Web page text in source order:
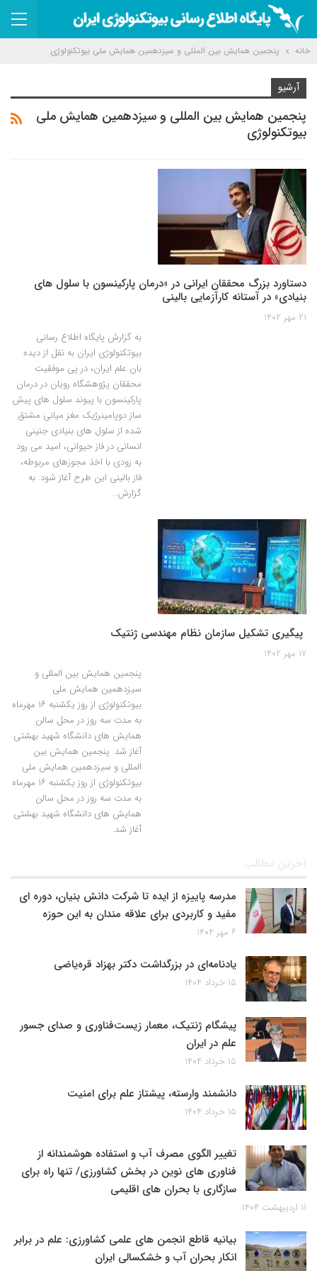
خانه پنجمین همایش بین المللی و سیزدهمین همایش ملی بیوتکنولوژی
آرشیو
پنجمین همایش بین المللی و سیزدهمین همایش ملی
بیوتکنولوژی
دستاورد بزرگ محققان ایرانی در «درمان پارکینسون با سلول های
بنیادی» در آستانه کارآزمایی بالینی
۲۱ مهر ۱۴۰۲
به گزارش پایگاه اطلاع رسانی
بیوتکنولوژی ایران به نقل از دیده
بان علم ایران، در پی موفقیت
محققان پژوهشگاه رویان در درمان
پارکینسون با پیوند سلول های پیش
ساز دوپامینرژیک مغز میانی مشتق
شده از سلول های بنیادی جنینی
انسانی در فاز حیوانی، امید می رود
به زودی با اخذ مجوزهای مربوطه،
فاز بالینی این طرح آغاز شود. به
گزارش…
پیگیری تشکیل سازمان نظام مهندسی ژنتیک
۱۷ مهر ۱۴۰۲
پنجمین همایش بین المللی و
سیزدهمین همایش ملی
بیوتکنولوژی از روز یکشنبه ۱۶ مهرماه
به مدت سه روز در محل سالن
همایش های دانشگاه شهید بهشتی
آغاز شد. پنجمین همایش بین
المللی و سیزدهمین همایش ملی
بیوتکنولوژی از روز یکشنبه ۱۶ مهرماه
به مدت سه روز در محل سالن
همایش های دانشگاه شهید بهشتی
آغاز شد.
آخرین مطالب
مدرسه پاییزه از ایده تا شرکت دانش بنیان، دوره ای
مفید و کاربردی برای علاقه مندان به این حوزه
۶ مهر ۱۴۰۴
یادنامه‌ای در بزرگداشت دکتر بهزاد قره‌یاضی
۱۵ خرداد ۱۴۰۴
پیشگام ژنتیک، معمار زیست‌فناوری و صدای جسور
علم در ایران
۱۵ خرداد ۱۴۰۴
دانشمند وارسته، پیشتاز علم برای امنیت
۱۵ خرداد ۱۴۰۴
تغییر الگوی مصرف آب و استفاده هوشمندانه از
فناوری های نوین در بخش کشاورزی/ تنها راه برای
سازگاری با بحران های اقلیمی
۱۱ اردیبهشت ۱۴۰۴
بیانیه قاطع انجمن های علمی کشاورزی: علم در برابر
انکار بحران آب و خشکسالی ایران